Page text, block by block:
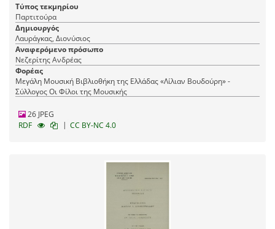
Τύπος τεκμηρίου
Παρτιτούρα
Δημιουργός
Λαυράγκας, Διονύσιος
Αναφερόμενο πρόσωπο
Νεζερίτης Ανδρέας
Φορέας
Μεγάλη Μουσική Βιβλιοθήκη της Ελλάδας «Λίλιαν Βουδούρη» -
Σύλλογος Οι Φίλοι της Μουσικής
26 JPEG
RDF
| CC BY-NC 4.0